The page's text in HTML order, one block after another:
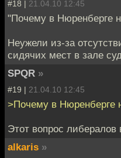
#18 | 21.04.10 12:45
"Почему в Нюренберге
Неужели из-за
сидячих мест в зале
SPQR »
#19 | 21.04.10 12:45
>Почему в Нюренберге
Этот вопрос либералов
alkaris »